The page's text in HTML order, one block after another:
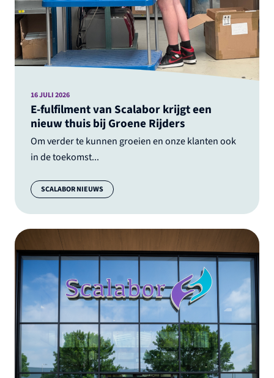
E-fulfilment van Scalabor krijgt een
nieuw thuis bij Groene Rijders
Om verder te kunnen groeien en onze klanten ook
in de toekomst...
16 JULI 2026
Categorie:
SCALABOR NIEUWS